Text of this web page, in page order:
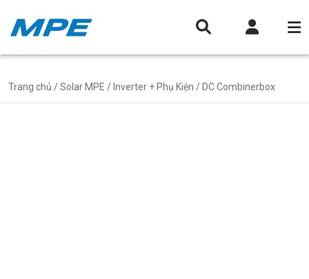
Trang chủ /Solar MPE / Inverter + Phụ Kiện / DC Combinerbox